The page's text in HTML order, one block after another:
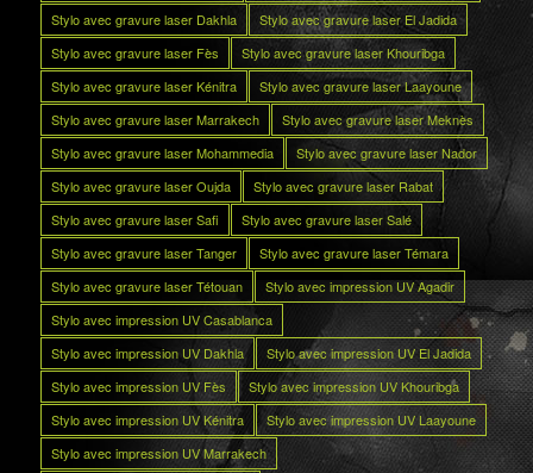
Stylo avec gravure laser Dakhla
Stylo avec gravure laser El Jadida
Stylo avec gravure laser Fès
Stylo avec gravure laser Khouribga
Stylo avec gravure laser Kénitra
Stylo avec gravure laser Laayoune
Stylo avec gravure laser Marrakech
Stylo avec gravure laser Meknès
Stylo avec gravure laser Mohammedia
Stylo avec gravure laser Nador
Stylo avec gravure laser Oujda
Stylo avec gravure laser Rabat
Stylo avec gravure laser Safi
Stylo avec gravure laser Salé
Stylo avec gravure laser Tanger
Stylo avec gravure laser Témara
Stylo avec gravure laser Tétouan
Stylo avec impression UV Agadir
Stylo avec impression UV Casablanca
Stylo avec impression UV Dakhla
Stylo avec impression UV El Jadida
Stylo avec impression UV Fès
Stylo avec impression UV Khouribga
Stylo avec impression UV Kénitra
Stylo avec impression UV Laayoune
Stylo avec impression UV Marrakech